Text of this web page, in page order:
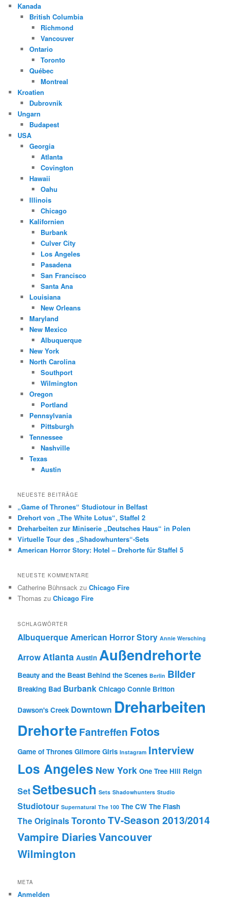
Kanada
British Columbia
Richmond
Vancouver
Ontario
Toronto
Québec
Montreal
Kroatien
Dubrovnik
Ungarn
Budapest
USA
Georgia
Atlanta
Covington
Hawaii
Oahu
Illinois
Chicago
Kalifornien
Burbank
Culver City
Los Angeles
Pasadena
San Francisco
Santa Ana
Louisiana
New Orleans
Maryland
New Mexico
Albuquerque
New York
North Carolina
Southport
Wilmington
Oregon
Portland
Pennsylvania
Pittsburgh
Tennessee
Nashville
Texas
Austin
NEUESTE BEITRÄGE
„Game of Thrones“ Studiotour in Belfast
Drehort von „The White Lotus“, Staffel 2
Dreharbeiten zur Miniserie „Deutsches Haus“ in Polen
Virtuelle Tour des „Shadowhunters“-Sets
American Horror Story: Hotel – Drehorte für Staffel 5
NEUESTE KOMMENTARE
Catherine Bühnsack zuChicago Fire
Thomas zuChicago Fire
SCHLAGWÖRTER
AlbuquerqueAmerican Horror Story Annie Wersching
Arrow Atlanta Austin Außendrehorte
Beauty and the Beast Behind the Scenes Berlin Bilder
Breaking Bad Burbank Chicago Connie Britton
Dawson's Creek Downtown Dreharbeiten
DrehorteFantreffen Fotos
Game of Thrones Gilmore Girls Instagram Interview
Los Angeles New York One Tree Hill Reign
SetSetbesuch Sets Shadowhunters Studio
Studiotour Supernatural The 100 The CW The Flash
The OriginalsToronto TV-Season 2013/2014
Vampire DiariesVancouver
Wilmington
META
Anmelden